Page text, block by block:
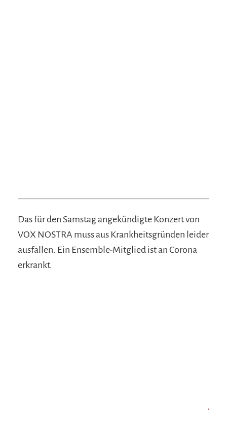
Das für den Samstag angekündigte Konzert von
VOX NOSTRA muss aus Krankheitsgründen leider
ausfallen. Ein Ensemble-Mitglied ist an Corona
erkrankt.